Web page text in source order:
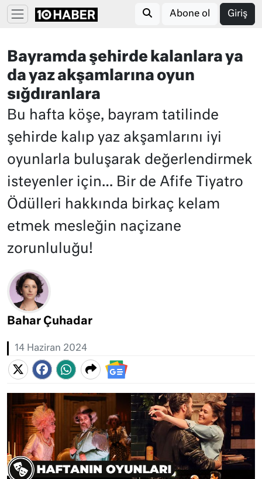
Abone ol Giriş
Bayramda şehirde kalanlara ya
da yaz akşamlarına oyun
sığdıranlara
Bu hafta köşe, bayram tatilinde
şehirde kalıp yaz akşamlarını iyi
oyunlarla buluşarak değerlendirmek
isteyenler için… Bir de Afife Tiyatro
Ödülleri hakkında birkaç kelam
etmek mesleğin naçizane
zorunluluğu!
Bahar Çuhadar
14 Haziran 2024